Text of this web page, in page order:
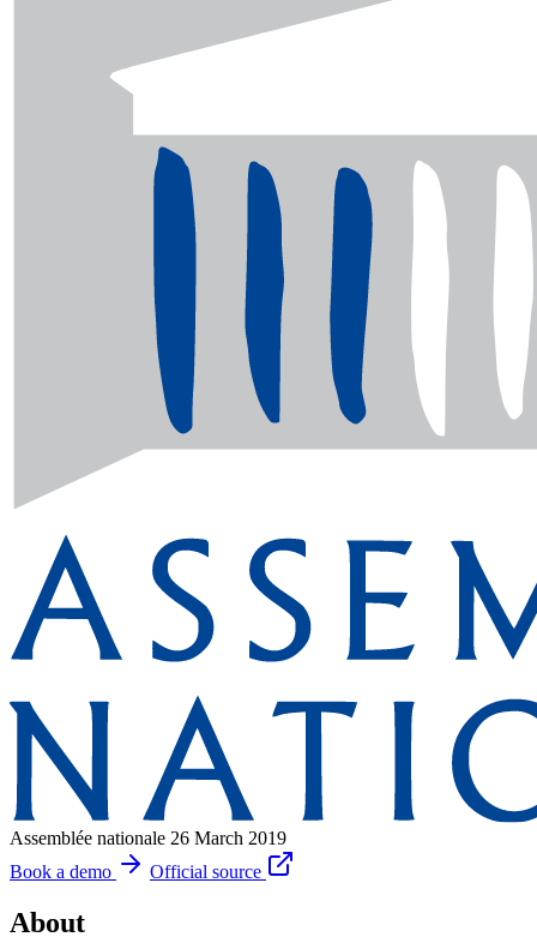
Assemblée nationale 26 March 2019
Book a demo
Official source
About